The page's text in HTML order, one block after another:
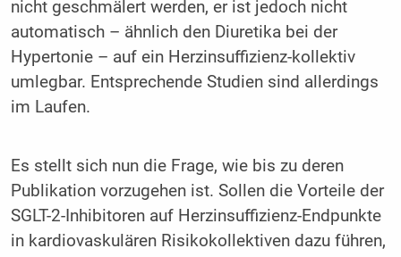
nicht geschmälert werden, er ist jedoch nicht
automatisch – ähnlich den Diuretika bei der
Hypertonie – auf ein Herzinsuffizienz-kollektiv
umlegbar. Ent­sprechende Studien sind allerdings
im Laufen.
Es stellt sich nun die Frage, wie bis zu deren
Publikation vorzuge­hen ist. Sollen die Vorteile der
SGLT-2-Inhibitoren auf Herzinsuf­fizienz-Endpunkte
in kardiovaskulären Risikokollektiven dazu führen,